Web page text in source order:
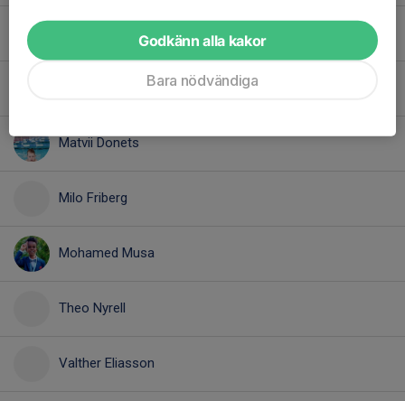
Matvii Donets
Milo Friberg
Mohamed Musa
Theo Nyrell
Valther Eliasson
Godkänn alla kakor
Bara nödvändiga